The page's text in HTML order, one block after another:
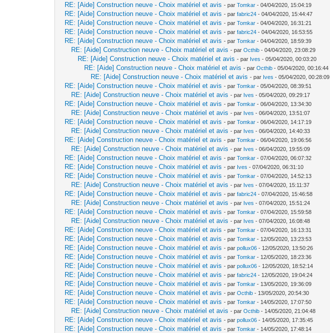
RE: [Aide] Construction neuve - Choix matériel et avis - parTomkar - 04/04/2020, 15:04:19
RE: [Aide] Construction neuve - Choix matériel et avis - parfabric24 - 04/04/2020, 15:44:47
RE: [Aide] Construction neuve - Choix matériel et avis - parTomkar - 04/04/2020, 16:31:21
RE: [Aide] Construction neuve - Choix matériel et avis - parfabric24 - 04/04/2020, 16:53:55
RE: [Aide] Construction neuve - Choix matériel et avis - parTomkar - 04/04/2020, 18:59:39
RE: [Aide] Construction neuve - Choix matériel et avis - parOcthib - 04/04/2020, 23:08:29
RE: [Aide] Construction neuve - Choix matériel et avis - par Ives - 05/04/2020, 00:03:20
RE: [Aide] Construction neuve - Choix matériel et avis - parOcthib - 05/04/2020, 00:16:44
RE: [Aide] Construction neuve - Choix matériel et avis - par Ives - 05/04/2020, 00:28:09
RE: [Aide] Construction neuve - Choix matériel et avis - parTomkar - 05/04/2020, 08:39:51
RE: [Aide] Construction neuve - Choix matériel et avis - par Ives - 05/04/2020, 09:29:17
RE: [Aide] Construction neuve - Choix matériel et avis - parTomkar - 06/04/2020, 13:34:30
RE: [Aide] Construction neuve - Choix matériel et avis - par Ives - 06/04/2020, 13:51:07
RE: [Aide] Construction neuve - Choix matériel et avis - parTomkar - 06/04/2020, 14:17:19
RE: [Aide] Construction neuve - Choix matériel et avis - par Ives - 06/04/2020, 14:40:33
RE: [Aide] Construction neuve - Choix matériel et avis - parTomkar - 06/04/2020, 19:06:56
RE: [Aide] Construction neuve - Choix matériel et avis - par Ives - 06/04/2020, 19:55:09
RE: [Aide] Construction neuve - Choix matériel et avis - parTomkar - 07/04/2020, 06:07:32
RE: [Aide] Construction neuve - Choix matériel et avis - par Ives - 07/04/2020, 06:31:10
RE: [Aide] Construction neuve - Choix matériel et avis - parTomkar - 07/04/2020, 14:52:13
RE: [Aide] Construction neuve - Choix matériel et avis - par Ives - 07/04/2020, 15:11:37
RE: [Aide] Construction neuve - Choix matériel et avis - parfabric24 - 07/04/2020, 15:46:58
RE: [Aide] Construction neuve - Choix matériel et avis - par Ives - 07/04/2020, 15:51:24
RE: [Aide] Construction neuve - Choix matériel et avis - parTomkar - 07/04/2020, 15:59:58
RE: [Aide] Construction neuve - Choix matériel et avis - par Ives - 07/04/2020, 16:08:48
RE: [Aide] Construction neuve - Choix matériel et avis - parTomkar - 07/04/2020, 16:13:31
RE: [Aide] Construction neuve - Choix matériel et avis - parTomkar - 12/05/2020, 13:23:53
RE: [Aide] Construction neuve - Choix matériel et avis - parpollux06 - 12/05/2020, 13:50:26
RE: [Aide] Construction neuve - Choix matériel et avis - parTomkar - 12/05/2020, 18:23:36
RE: [Aide] Construction neuve - Choix matériel et avis - parpollux06 - 12/05/2020, 18:52:14
RE: [Aide] Construction neuve - Choix matériel et avis - parfabric24 - 12/05/2020, 19:04:24
RE: [Aide] Construction neuve - Choix matériel et avis - parTomkar - 13/05/2020, 19:36:09
RE: [Aide] Construction neuve - Choix matériel et avis - parOcthib - 13/05/2020, 20:54:30
RE: [Aide] Construction neuve - Choix matériel et avis - parTomkar - 14/05/2020, 17:07:50
RE: [Aide] Construction neuve - Choix matériel et avis - parOcthib - 14/05/2020, 21:04:48
RE: [Aide] Construction neuve - Choix matériel et avis - parpollux06 - 14/05/2020, 17:35:45
RE: [Aide] Construction neuve - Choix matériel et avis - parTomkar - 14/05/2020, 17:48:14